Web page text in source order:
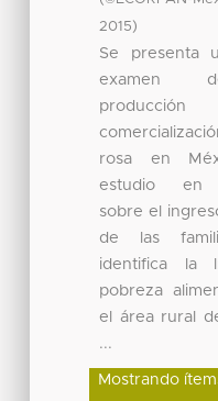
2015)
Se presenta
examen
rosa en
estudio en
sobre el
de las
identifica la
pobreza
el área rural
...
Mostrando